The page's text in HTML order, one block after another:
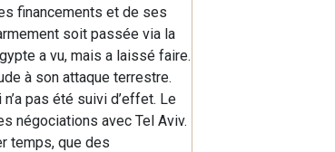
financements et de ses
soit passée via la
a vu, mais a laissé faire.
à son attaque terrestre.
pas été suivi d’effet. Le
négociations avec Tel Aviv.
temps, que des